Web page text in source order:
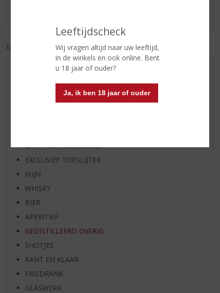
Leeftijdscheck
Wij vragen altijd naar uw leeftijd,
in de winkels en ook online. Bent
u 18 jaar of ouder?
Ja, ik ben 18 jaar of ouder
EXCL. BTW INCL. BTW
AANBIEDINGEN
WIJN VAN DE MAAND
WHISKY VAN DE MAAND
SPIRIT VAN DE MAAND
EXCLUSIEF TOPSLIJTER
WIJN
WHISKY
BIER
APERITIEF
GEDISTILLEERD OVERIG
SHOTJES
KANT EN KLAAR
FRISDRANK
GLASWERK